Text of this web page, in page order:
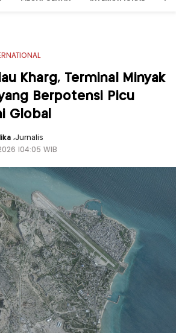
Kharg, Terminal Minyak
Berpotensi Picu
Global
,Jurnalis
|04:05 WIB